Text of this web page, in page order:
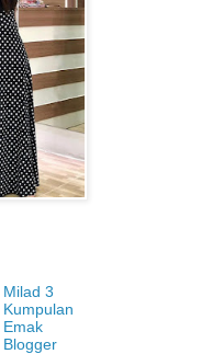
Milad 3
Kumpulan
Emak
Blogger